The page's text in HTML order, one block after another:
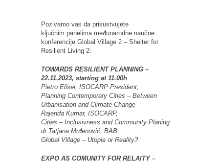
Pozivamo vas da prisustvujete
ključnim panelima međunarodne naučne
konferencije Global Village 2 – Shelter for
Resilient Living 2:
TOWARDS RESILIENT PLANNING –
22.11.2023, starting at 11.00h
Pietro Elisei, ISOCARP President,
Planning Contemporary Cities – Between
Urbanisation and Climate Change
Rajenda Kumar, ISOCARP,
Cities – Inclusivness and Community Planing
dr Tatjana Mrđenović, BAB,
Global Village – Utopia or Reality?
EXPO AS COMUNITY FOR RELAITY –